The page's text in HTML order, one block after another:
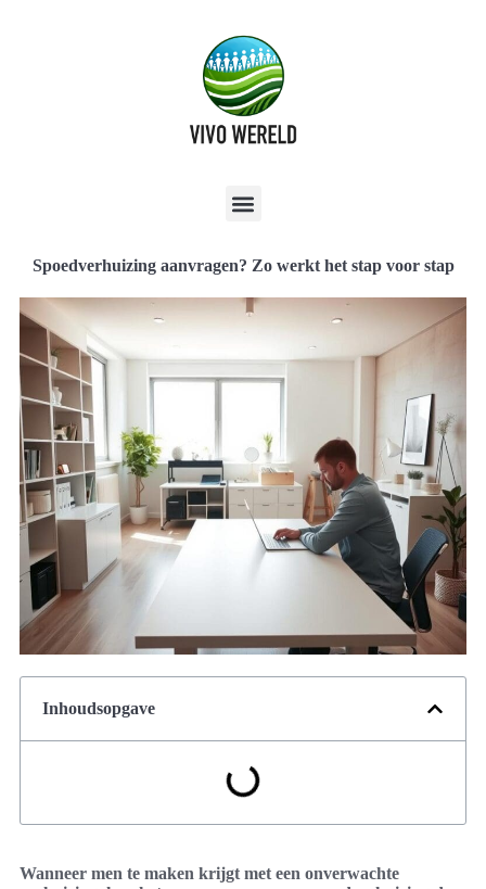
Spoedverhuizing aanvragen? Zo werkt het stap voor stap
Inhoudsopgave
Wanneer men te maken krijgt met een onverwachte